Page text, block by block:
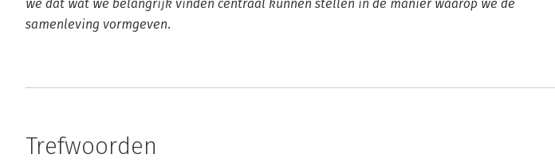
we dat wat we belangrijk vinden centraal kunnen stellen in de manier waarop we de
samenleving vormgeven.
Trefwoorden